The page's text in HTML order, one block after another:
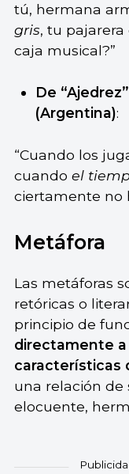
tú, hermana
gris, tu
caja musical?”
De
(Argentina):
“Cuando los
cuando el
ciertamente no
Metáfora
Las metáforas
retóricas o
principio de
directamente
características
una relación de
elocuente,